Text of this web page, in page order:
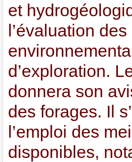
et
l’évaluation
d’exploration.
donnera son
des forages. Il
l’emploi des
disponibles,